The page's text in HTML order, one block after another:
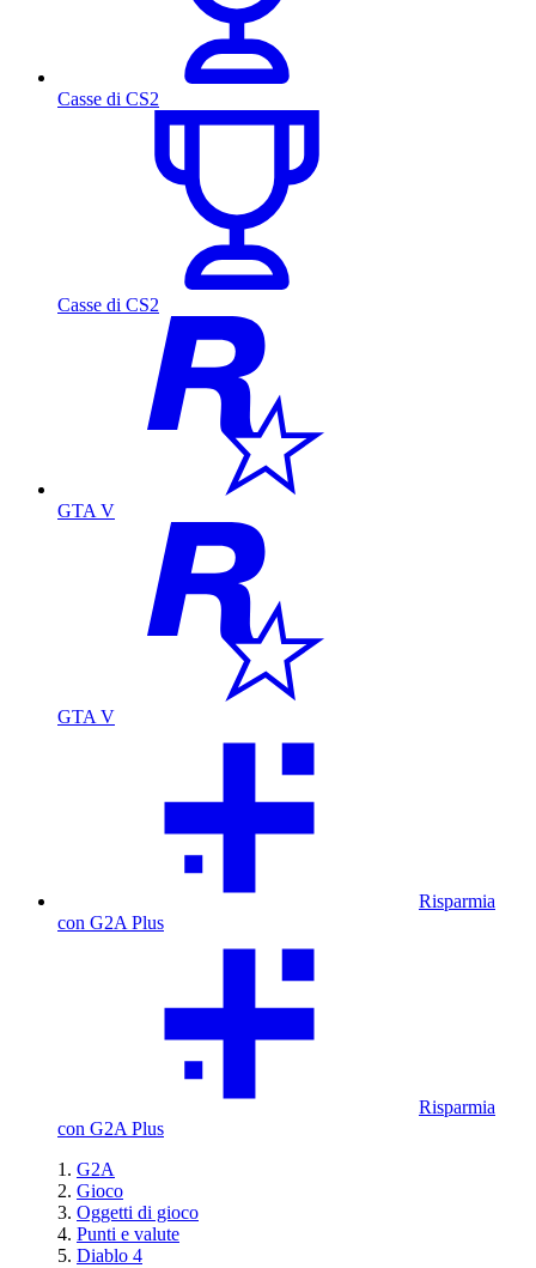
Casse di CS2
Casse di CS2
GTA V
GTA V
Risparmia
con G2A Plus
Risparmia
con G2A Plus
G2A
Gioco
Oggetti di gioco
Punti e valute
Diablo 4